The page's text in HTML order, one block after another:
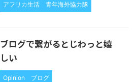
アフリカ生活 青年海外協力隊
ブログで繋がるとじわっと嬉
しい
Opinion ブログ